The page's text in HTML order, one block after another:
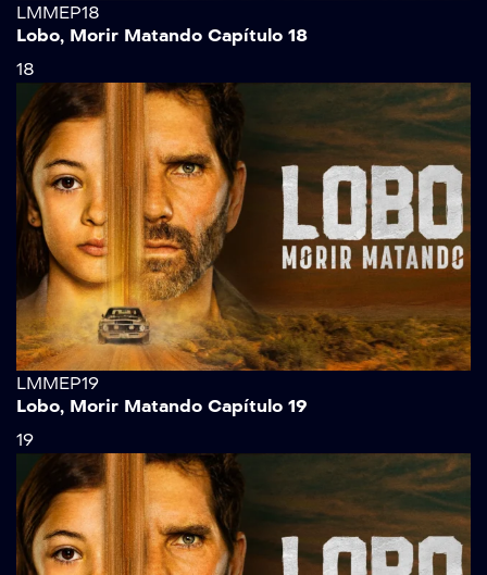
LMMEP18
Lobo, Morir Matando Capítulo 18
18
LMMEP19
Lobo, Morir Matando Capítulo 19
19